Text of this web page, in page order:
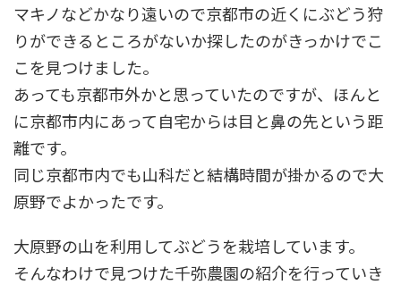
マキノなどかなり遠いので京都市の近くにぶどう狩
りができるところがないか探したのがきっかけでこ
こを見つけました。
あっても京都市外かと思っていたのですが、ほんと
に京都市内にあって自宅からは目と鼻の先という距
離です。
同じ京都市内でも山科だと結構時間が掛かるので大
原野でよかったです。
大原野の山を利用してぶどうを栽培しています。
そんなわけで見つけた千弥農園の紹介を行っていき